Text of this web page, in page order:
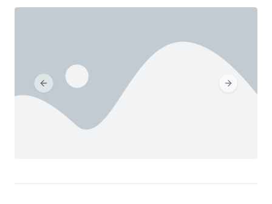
Previous slide Next slide